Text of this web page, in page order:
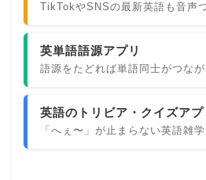
TikTokやSNSの最新英語も音声
英単語語源アプリ
語源をたどれば単語同士がつな
英語のトリビア・クイズアプ
「へぇ〜」が止まらない英語雑